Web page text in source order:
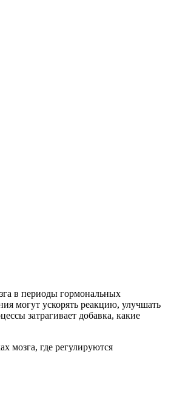
в периоды гормональных
могут ускорять реакцию, улучшать
затрагивает добавка, какие
мозга, где регулируются